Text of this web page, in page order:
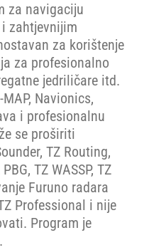
za navigaciju
zahtjevnijim
za korištenje
za profesionalno
jedriličare itd.
Navionics,
i profesionalnu
se proširiti
TZ Routing,
TZ WASSP, TZ
Furuno radara
Professional i nije
Program je